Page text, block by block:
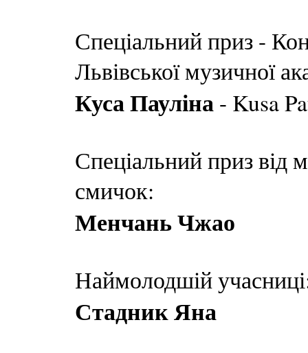
Спеціальний приз -
Львівської музичної
Куса Пауліна - Kusa
Спеціальний приз від
смичок:
Менчань Чжао
Наймолодшій
Стадник Яна